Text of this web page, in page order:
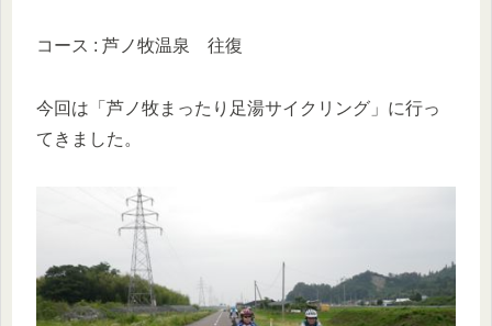
コース : 芦ノ牧温泉 往復
今回は「芦ノ牧まったり足湯サイクリング」に行っ
てきました。